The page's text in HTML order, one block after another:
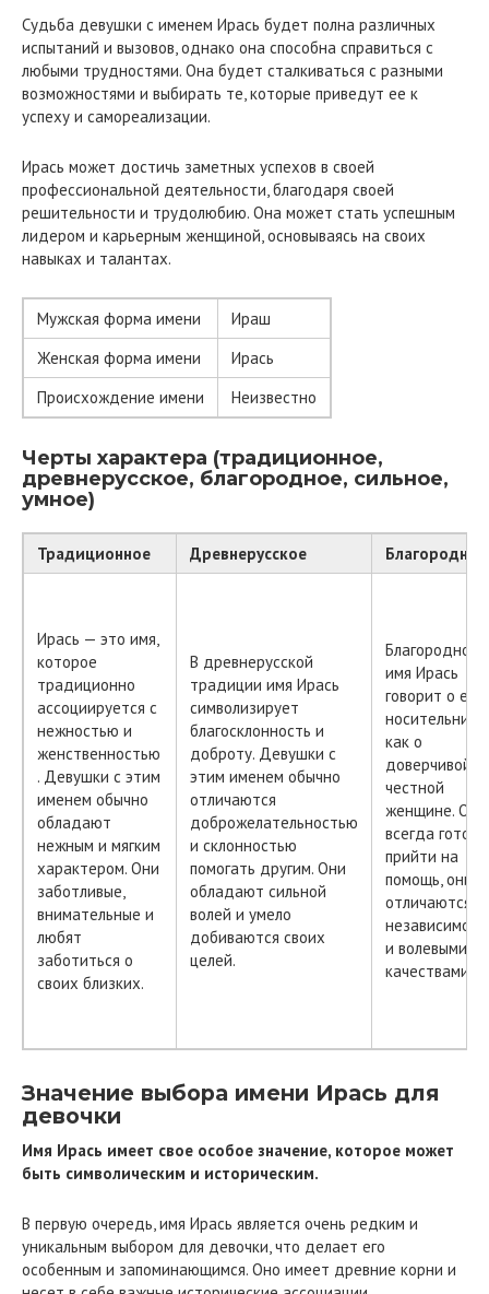
Судьба девушки с именем Ирась будет полна различных
испытаний и вызовов, однако она способна справиться с
любыми трудностями. Она будет сталкиваться с разными
возможностями и выбирать те, которые приведут ее к
успеху и самореализации.
Ирась может достичь заметных успехов в своей
профессиональной деятельности, благодаря своей
решительности и трудолюбию. Она может стать успешным
лидером и карьерным женщиной, основываясь на своих
навыках и талантах.
Мужская форма имени
Ираш
Женская форма имени
Ирась
Происхождение имени
Неизвестно
Черты характера (традиционное,
древнерусское, благородное, сильное,
умное)
Традиционное Древнерусское Благородное
Ирась — это имя,
которое
традиционно
ассоциируется с
нежностью и
женственностью
. Девушки с этим
именем обычно
обладают
нежным и мягким
характером. Они
заботливые,
внимательные и
любят
заботиться о
своих близких.
В древнерусской
традиции имя Ирась
символизирует
благосклонность и
доброту. Девушки с
этим именем обычно
отличаются
доброжелательностью
и склонностью
помогать другим. Они
обладают сильной
волей и умело
добиваются своих
целей.
Благородное
имя Ирась
говорит о его
носительнице
как о
доверчивой и
честной
женщине. Они
всегда готовы
прийти на
помощь, они
отличаются
и волевыми
качествами.
Значение выбора имени Ирась для
девочки
Имя Ирась имеет свое особое значение, которое может
быть символическим и историческим.
В первую очередь, имя Ирась является очень редким и
уникальным выбором для девочки, что делает его
особенным и запоминающимся. Оно имеет древние корни и